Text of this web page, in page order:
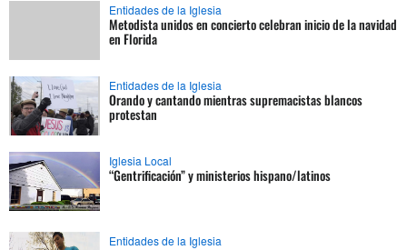
Entidades de la Iglesia
Metodista unidos en concierto celebran inicio de la navidad
en Florida
Entidades de la Iglesia
Orando y cantando mientras supremacistas blancos
protestan
Iglesia Local
“Gentrificación” y ministerios hispano/latinos
Entidades de la Iglesia